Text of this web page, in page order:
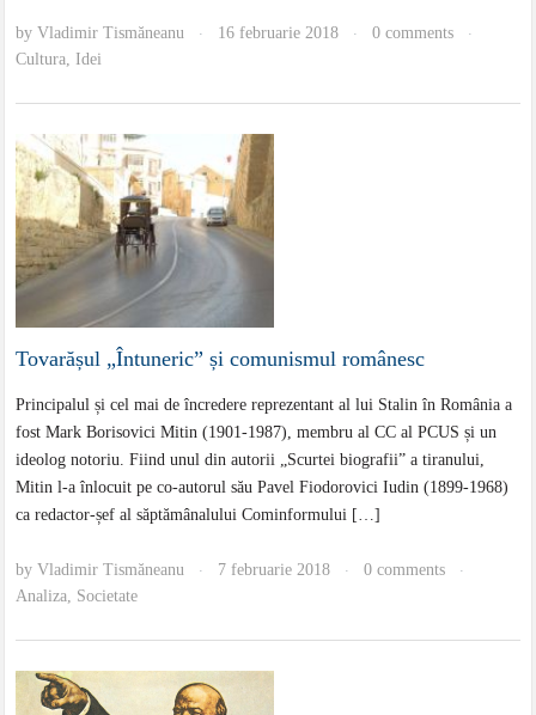
byVladimir Tismăneanu · 16 februarie 2018 · 0 comments ·
Cultura, Idei
Tovarășul „Întuneric” și comunismul românesc
Principalul și cel mai de încredere reprezentant al lui Stalin în România a
fost Mark Borisovici Mitin (1901-1987), membru al CC al PCUS și un
ideolog notoriu. Fiind unul din autorii „Scurtei biografii” a tiranului,
Mitin l-a înlocuit pe co-autorul său Pavel Fiodorovici Iudin (1899-1968)
ca redactor-șef al săptămânalului Cominformului […]
byVladimir Tismăneanu · 7 februarie 2018 · 0 comments ·
Analiza, Societate